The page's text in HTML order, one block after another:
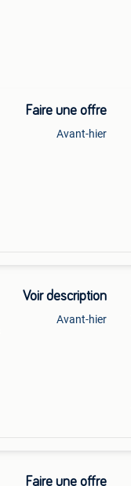
Faire une offre
Avant-hier
Voir description
Avant-hier
Faire une offre